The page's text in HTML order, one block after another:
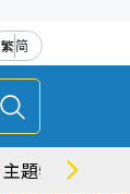
繁简
主題特集